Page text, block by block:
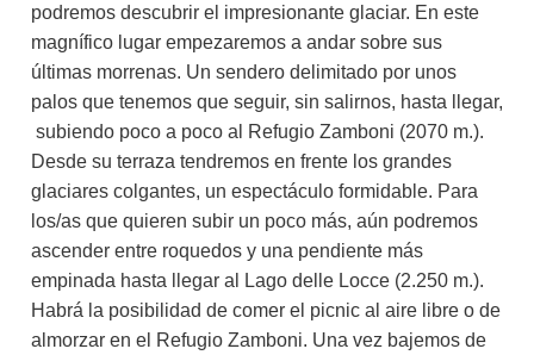
podremos descubrir el impresionante glaciar. En este
magnífico lugar empezaremos a andar sobre sus
últimas morrenas. Un sendero delimitado por unos
palos que tenemos que seguir, sin salirnos, hasta llegar,
subiendo poco a poco al Refugio Zamboni (2070 m.).
Desde su terraza tendremos en frente los grandes
glaciares colgantes, un espectáculo formidable. Para
los/as que quieren subir un poco más, aún podremos
ascender entre roquedos y una pendiente más
empinada hasta llegar al Lago delle Locce (2.250 m.).
Habrá la posibilidad de comer el picnic al aire libre o de
almorzar en el Refugio Zamboni. Una vez bajemos de